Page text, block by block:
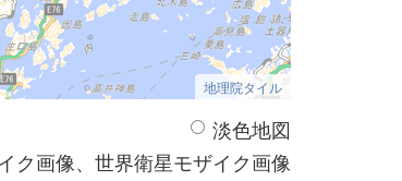
地理院タイル
淡色地図
ク画像、世界衛星モザイク画像